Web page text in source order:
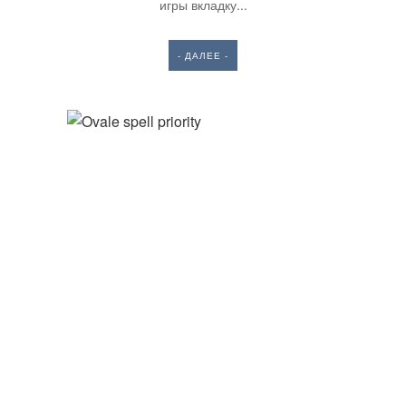
игры вкладку...
- ДАЛЕЕ -